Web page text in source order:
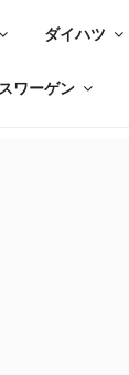
ダイハツ
ワーゲン